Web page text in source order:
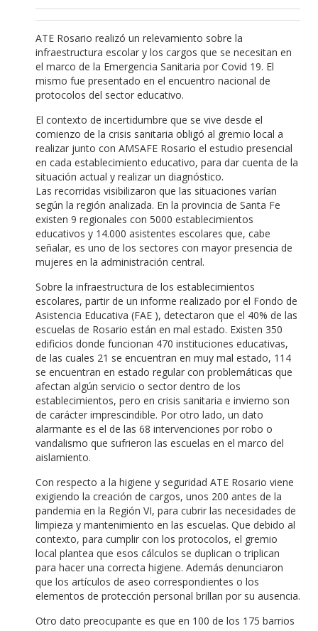
ATE Rosario realizó un relevamiento sobre la
infraestructura escolar y los cargos que se necesitan en
el marco de la Emergencia Sanitaria por Covid 19. El
mismo fue presentado en el encuentro nacional de
protocolos del sector educativo.
El contexto de incertidumbre que se vive desde el
comienzo de la crisis sanitaria obligó al gremio local a
realizar junto con AMSAFE Rosario el estudio presencial
en cada establecimiento educativo, para dar cuenta de la
situación actual y realizar un diagnóstico.
Las recorridas visibilizaron que las situaciones varían
según la región analizada. En la provincia de Santa Fe
existen 9 regionales con 5000 establecimientos
educativos y 14.000 asistentes escolares que, cabe
señalar, es uno de los sectores con mayor presencia de
mujeres en la administración central.
Sobre la infraestructura de los establecimientos
escolares, partir de un informe realizado por el Fondo de
Asistencia Educativa (FAE ), detectaron que el 40% de las
escuelas de Rosario están en mal estado. Existen 350
edificios donde funcionan 470 instituciones educativas,
de las cuales 21 se encuentran en muy mal estado, 114
se encuentran en estado regular con problemáticas que
afectan algún servicio o sector dentro de los
establecimientos, pero en crisis sanitaria e invierno son
de carácter imprescindible. Por otro lado, un dato
alarmante es el de las 68 intervenciones por robo o
vandalismo que sufrieron las escuelas en el marco del
aislamiento.
Con respecto a la higiene y seguridad ATE Rosario viene
exigiendo la creación de cargos, unos 200 antes de la
pandemia en la Región VI, para cubrir las necesidades de
limpieza y mantenimiento en las escuelas. Que debido al
contexto, para cumplir con los protocolos, el gremio
local plantea que esos cálculos se duplican o triplican
para hacer una correcta higiene. Además denunciaron
que los artículos de aseo correspondientes o los
elementos de protección personal brillan por su ausencia.
Otro dato preocupante es que en 100 de los 175 barrios